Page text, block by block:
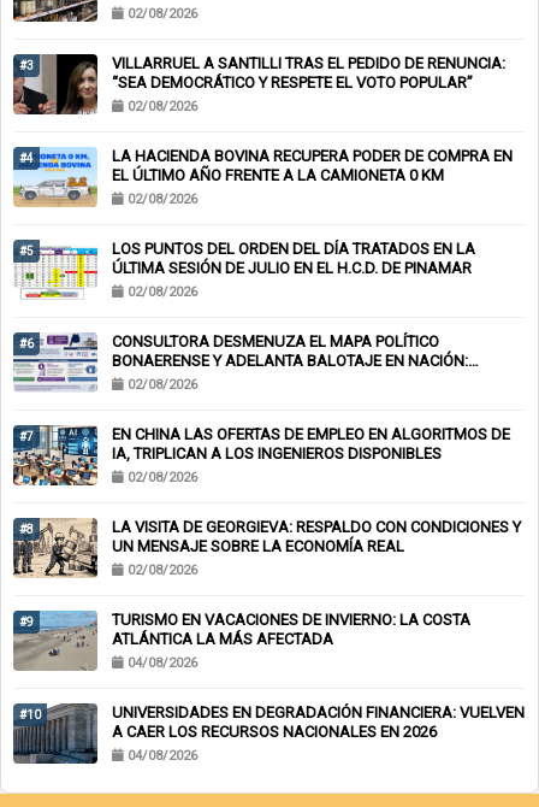
02/08/2026
#3
VILLARRUEL A SANTILLI TRAS EL PEDIDO DE RENUNCIA:
“SEA DEMOCRÁTICO Y RESPETE EL VOTO POPULAR”
02/08/2026
#4
LA HACIENDA BOVINA RECUPERA PODER DE COMPRA EN
EL ÚLTIMO AÑO FRENTE A LA CAMIONETA 0 KM
02/08/2026
#5
LOS PUNTOS DEL ORDEN DEL DÍA TRATADOS EN LA
ÚLTIMA SESIÓN DE JULIO EN EL H.C.D. DE PINAMAR
02/08/2026
#6
CONSULTORA DESMENUZA EL MAPA POLÍTICO
BONAERENSE Y ADELANTA BALOTAJE EN NACIÓN:
KICILLOF-MILEI
02/08/2026
#7
EN CHINA LAS OFERTAS DE EMPLEO EN ALGORITMOS DE
IA, TRIPLICAN A LOS INGENIEROS DISPONIBLES
02/08/2026
#8
LA VISITA DE GEORGIEVA: RESPALDO CON CONDICIONES Y
UN MENSAJE SOBRE LA ECONOMÍA REAL
02/08/2026
#9
TURISMO EN VACACIONES DE INVIERNO: LA COSTA
ATLÁNTICA LA MÁS AFECTADA
04/08/2026
#10
UNIVERSIDADES EN DEGRADACIÓN FINANCIERA: VUELVEN
A CAER LOS RECURSOS NACIONALES EN 2026
04/08/2026